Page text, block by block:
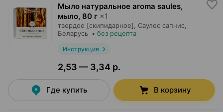
Мыло натуральное aroma saules,
мыло, 80 г ×1
твердое [скипидарное], Саулес сапнис
Беларусь • без рецепта
Инструкция
2,53 — 3,34 р.
Где купить В корзину